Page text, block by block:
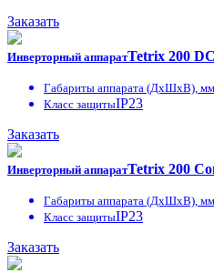
Заказать
Инверторный аппаратTetrix 200
Габариты аппарата (ДxШxВ), мм
Класс защитыIP23
Заказать
Инверторный аппаратTetrix 200
Габариты аппарата (ДxШxВ), мм
Класс защитыIP23
Заказать